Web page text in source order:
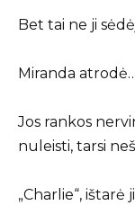
Bet tai ne ji
Miranda
Jos rankos
nuleisti, tarsi
„Charlie“, ištarė